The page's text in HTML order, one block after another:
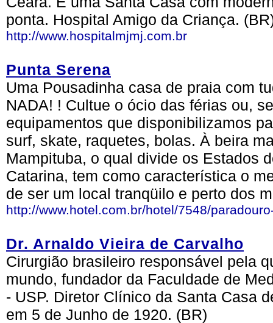
ponta. Hospital Amigo da Criança.
http://www.hospitalmjmj.com.br
Punta Serena
Uma Pousadinha casa de praia com
NADA! ! Cultue o ócio das férias ou,
equipamentos que disponibilizamos
surf, skate, raquetes, bolas. À beira
Mampituba, o qual divide os Estados
Catarina, tem como característica o
de ser um local tranqüilo e perto dos
http://www.hotel.com.br/hotel/7548/
Dr. Arnaldo Vieira de Carvalho
Cirurgião brasileiro responsável pela
mundo, fundador da Faculdade de
- USP. Diretor Clínico da Santa Casa
em 5 de Junho de 1920. (BR)